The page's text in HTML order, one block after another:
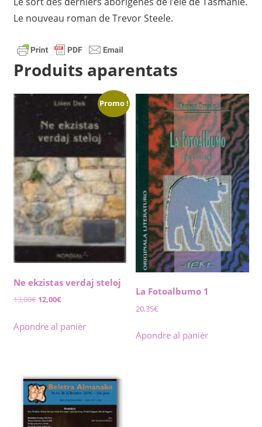
Le nouveau roman de Trevor Steele.
Produits aparentats
Promo !
Ne ekzistas verdaj steloj
13,00€ Original
was:
12,00€Current
is:
Apondre al panièr
La Fotoalbumo 1
20,35€
Apondre al panièr